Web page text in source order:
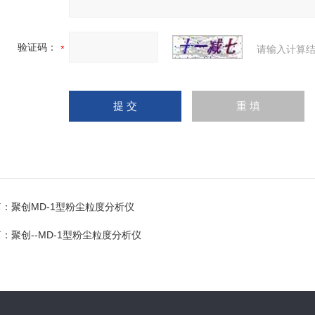
验证码： 请输入计算
聚创MD-1型粉尘粒度分析仪
聚创--MD-1型粉尘粒度分析仪